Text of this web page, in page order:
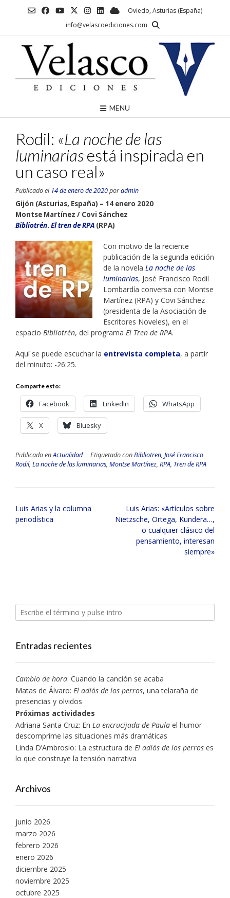
Oviedo, Asturias (España)
info@velascoediciones.com
MENU
Rodil: «La noche de las
luminariasestá inspirada en
un caso real»
Publicado el 14 de enero de 2020poradmin
Gijón (Asturias, España) – 14 enero 2020
Montse Martínez / Covi Sánchez
Bibliotrén. El tren de RPA (RPA)
Con motivo de la reciente
publicación de la segunda edición
de la novela La noche de las
luminarias, José Francisco Rodil
Lombardía conversa con Montse
Martínez (RPA) y Covi Sánchez
(presidenta de la Asociación de
Escritores Noveles), en el
espacio Bibliotrén, del programa El Tren de RPA.
Aquí se puede escuchar la entrevista completa, a partir
del minuto: -26:25.
Comparte esto:
Facebook LinkedIn WhatsApp
X Bluesky
Publicado enActualidad Etiquetado conBibliotren, José Francisco
Rodil, La noche de las luminarias, Montse Martínez, RPA, Tren de RPA
Navegación
de
Luis Arias y la columna
periodística
Luis Arias: «Artículos sobre
Nietzsche, Ortega, Kundera…,
o cualquier clásico del
pensamiento, interesan
siempre»
Entradas recientes
Cambio de hora: Cuando la canción se acaba
Matas de Álvaro: El adiós de los perros, una telaraña de
presencias y olvidos
Próximas actividades
Adriana Santa Cruz: En La encrucijada de Paula el humor
descomprime las situaciones más dramáticas
Linda D’Ambrosio: La estructura de El adiós de los perros es
lo que construye la tensión narrativa
Archivos
junio 2026
marzo 2026
febrero 2026
enero 2026
diciembre 2025
noviembre 2025
octubre 2025